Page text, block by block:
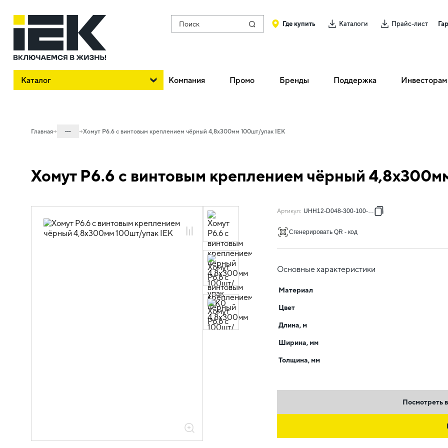
Поиск Где купить Каталоги Прайс-лист
Каталог Компания Промо Бренды Поддержка Инвесторам
Главная ...
08. Изделия электромонтажные и
инструменты
крепления и маркировки
08.02.01 Изделия крепежные
08.02.01.01 Хомуты
Хомут P6.6 с винтовым креплением чёрный 4,8х300мм 100шт/упак IEK
Хомут P6.6 с винтовым креплением чёрный
Артикул: UHH12-D048-300-100-K02
Сгенерировать QR - код
Основные характеристики
Материал
Цвет
Длина, м
Ширина, мм
Толщина, мм
Посмотреть